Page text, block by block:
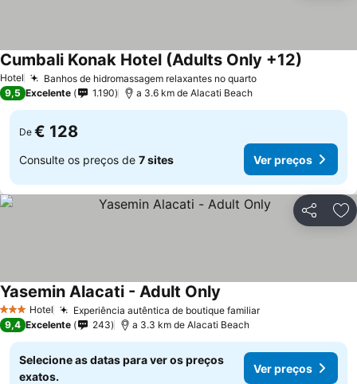
Hotel Banhos de hidromassagem relaxantes no quartoVer preços
Cumbali Konak Hotel (Adults Only +12)
9,5 Excelente 1.190 a 3.6 km de Alacati Beach
De € 128
Consulte os preços de 7 sites Ver preços
Partilhar
3 EstrelasHotel Experiência autêntica de boutique familiarVer preços
Yasemin Alacati - Adult Only
9,4 Excelente 243 a 3.3 km de Alacati Beach
Selecione as datas para ver os preços
exatos.
Ver preços